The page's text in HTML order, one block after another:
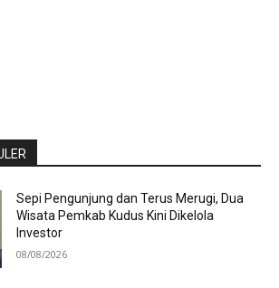
Sepi Pengunjung dan Terus Merugi, Dua
Wisata Pemkab Kudus Kini Dikelola
Investor
08/08/2026